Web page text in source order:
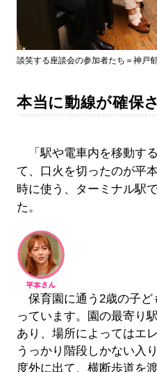
談笑する座談会の参加者たち＝神戸
本当に動線が確保
「駅や電車内を移動す
て、口火を切ったのが平
時に使う、ターミナル駅
た。
保育園に通う2歳の子ど
っています。園の最寄り
あり、場所によってはエ
うっかり階段しかない入
度外に出て、横断歩道を